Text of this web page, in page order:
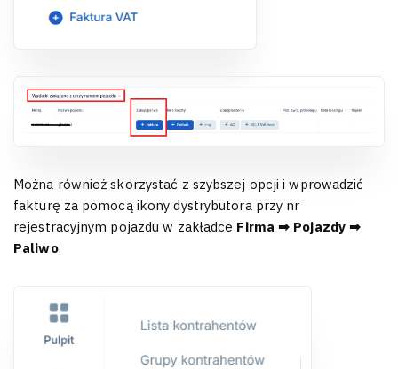
Można również skorzystać z szybszej opcji i wprowadzić
fakturę za pomocą ikony dystrybutora przy nr
rejestracyjnym pojazdu w zakładce Firma ➡ Pojazdy ➡
Paliwo.